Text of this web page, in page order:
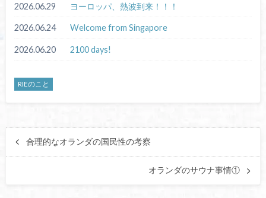
2026.06.29 ヨーロッパ、熱波到来！！！
2026.06.24 Welcome from Singapore
2026.06.20 2100 days!
RIEのこと
合理的なオランダの国民性の考察
オランダのサウナ事情①